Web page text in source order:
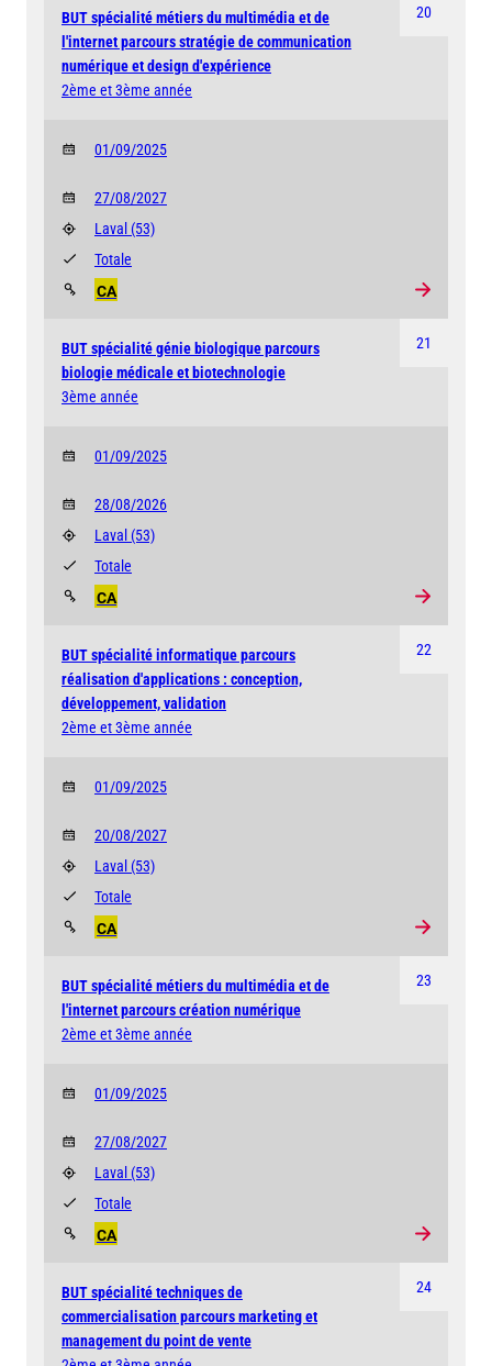
20
BUT spécialité métiers du multimédia et de
l'internet parcours stratégie de communication
numérique et design d'expérience
2ème et 3ème année
01/09/2025
27/08/2027
Laval (53)
CA
Totale
21
BUT spécialité génie biologique parcours
biologie médicale et biotechnologie
3ème année
01/09/2025
28/08/2026
Laval (53)
CA
Totale
22
BUT spécialité informatique parcours
réalisation d'applications : conception,
développement, validation
2ème et 3ème année
01/09/2025
20/08/2027
Laval (53)
CA
Totale
23
BUT spécialité métiers du multimédia et de
l'internet parcours création numérique
2ème et 3ème année
01/09/2025
27/08/2027
Laval (53)
CA
Totale
24
BUT spécialité techniques de
commercialisation parcours marketing et
management du point de vente